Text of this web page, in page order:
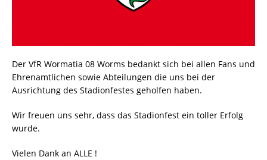
Der VfR Wormatia 08 Worms bedankt sich bei allen Fans und
Ehrenamtlichen sowie Abteilungen die uns bei der
Ausrichtung des Stadionfestes geholfen haben.
Wir freuen uns sehr, dass das Stadionfest ein toller Erfolg
wurde.
Vielen Dank an ALLE !